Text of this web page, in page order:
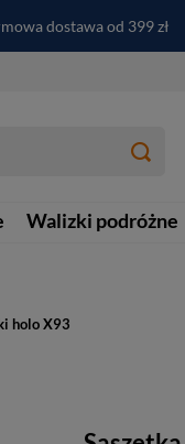
dostawa od 399 zł
Walizki podróżne
holo X93